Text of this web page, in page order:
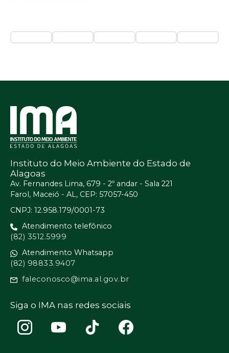
Instituto do Meio Ambiente do Estado de
Alagoas
Av. Fernandes Lima, 679 - 2º andar - Sala 221
Farol, Maceió - AL, CEP: 57057-450
CNPJ: 12.958.179/0001-73
Atendimento telefônico
(82) 3512.5999
Atendimento Whatsapp
(82) 98833.9407
faleconosco@ima.al.gov.br
Siga o IMA nas redes sociais